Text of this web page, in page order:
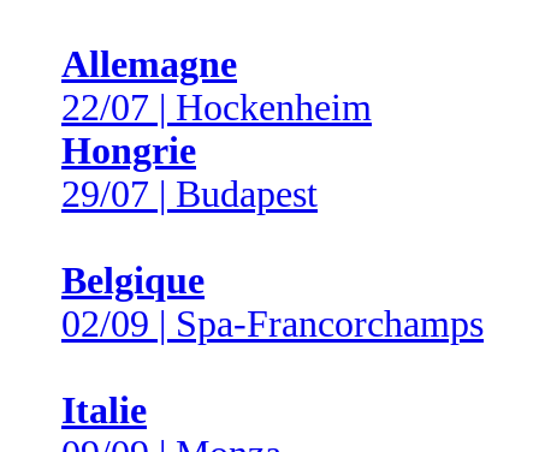
Allemagne
22/07 | Hockenheim
Hongrie
29/07 | Budapest
Belgique
02/09 | Spa-Francorchamps
Italie